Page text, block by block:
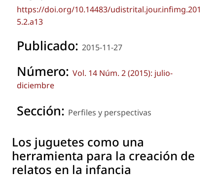
https://doi.org/10.14483/udistrital.jour.infimg.201
5.2.a13
Publicado: 2015-11-27
Número: Vol. 14 Núm. 2 (2015): julio-
diciembre
Sección: Perfiles y perspectivas
Los juguetes como una
herramienta para la creación de
relatos en la infancia